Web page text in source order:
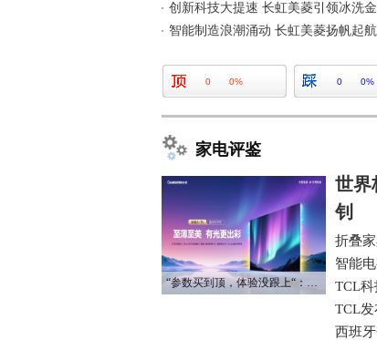
创新科技大提速 长虹美菱引领冰洗
智能制造浪潮涌动 长虹美菱扬帆起航
0 0% 0 0%
家电评鉴
“参数买到顶，体验没跟上“：长虹追光Q70S给高端电视打了个样
世界
钊
折叠
智能
TCL
TCL
西班